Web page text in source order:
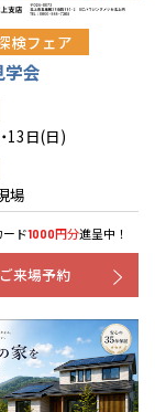
検フェア
学会
13日(日)
場
ド1000円分進呈中！
ご来場予約